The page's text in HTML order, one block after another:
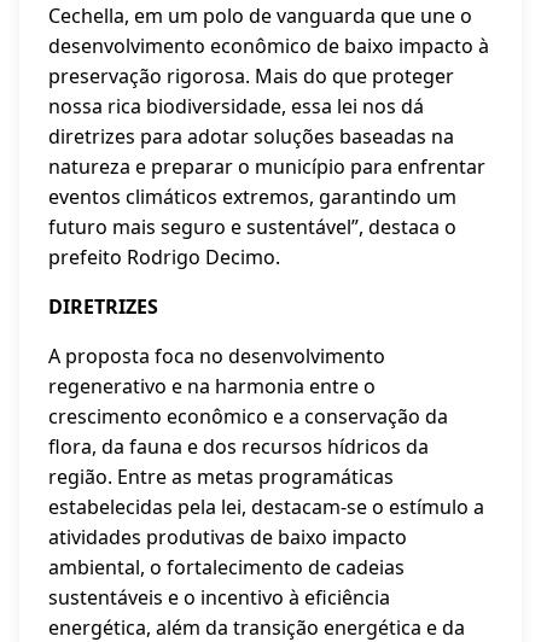
Cechella, em um polo de vanguarda que une o
desenvolvimento econômico de baixo impacto à
preservação rigorosa. Mais do que proteger
nossa rica biodiversidade, essa lei nos dá
diretrizes para adotar soluções baseadas na
natureza e preparar o município para enfrentar
eventos climáticos extremos, garantindo um
futuro mais seguro e sustentável”, destaca o
prefeito Rodrigo Decimo.
DIRETRIZES
A proposta foca no desenvolvimento
regenerativo e na harmonia entre o
crescimento econômico e a conservação da
flora, da fauna e dos recursos hídricos da
região. Entre as metas programáticas
estabelecidas pela lei, destacam-se o estímulo a
atividades produtivas de baixo impacto
ambiental, o fortalecimento de cadeias
sustentáveis e o incentivo à eficiência
energética, além da transição energética e da